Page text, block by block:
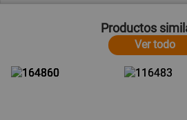
Productos
Ver todo